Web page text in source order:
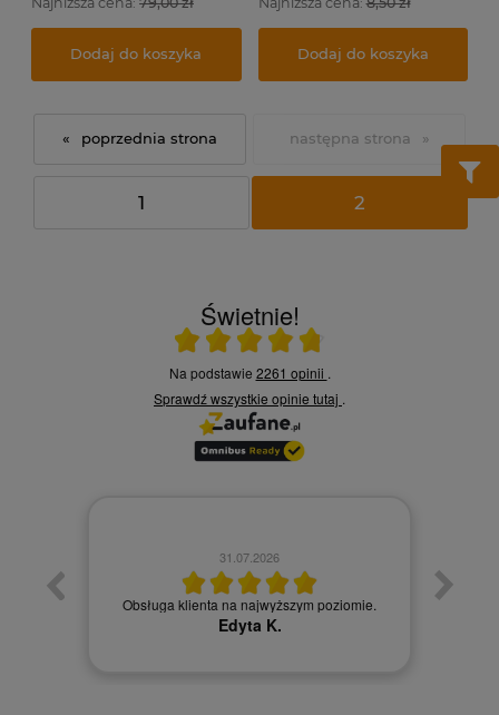
Dodaj do koszyka Dodaj do koszyka
«
1 2
»
Świetnie!
Ocena średnia 4.8 na 5
Na podstawie 2261 opinii .
Sprawdź wszystkie opinie tutaj .
31.07.2026
Obsługa klienta na najwyższym poziomie.
Edyta K.